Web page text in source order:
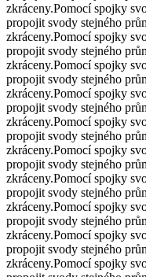
zkráceny.Pomocí spojky
propojit svody stejného
zkráceny.Pomocí spojky
propojit svody stejného
zkráceny.Pomocí spojky
propojit svody stejného
zkráceny.Pomocí spojky
propojit svody stejného
zkráceny.Pomocí spojky
propojit svody stejného
zkráceny.Pomocí spojky
propojit svody stejného
zkráceny.Pomocí spojky
propojit svody stejného
zkráceny.Pomocí spojky
propojit svody stejného
zkráceny.Pomocí spojky
propojit svody stejného
zkráceny.Pomocí spojky